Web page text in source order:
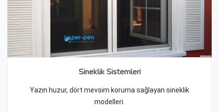
Sineklik Sistemleri
Yazın huzur, dört mevsim koruma sağlayan sineklik
modelleri.